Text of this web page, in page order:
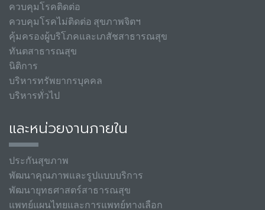
ควบคุมโรคติดต่อ
ควบคุมโรคไม่ติดต่อ สุขภาพจิตฯ
คุ้มครองผู้บริโภคและเภสัชสาธารณสุข
ทันตสาธารณสุข
นิติการ
บริหารทรัพยากรบุคคล
บริหารทั่วไป
และหน่วยงานภายใน
ประกันสุขภาพ
พัฒนาคุณภาพและรูปแบบบริการ
พัฒนายุทธศาสตร์สาธารณสุข
แพทย์แผนไทยและการแพทย์ทางเลือก